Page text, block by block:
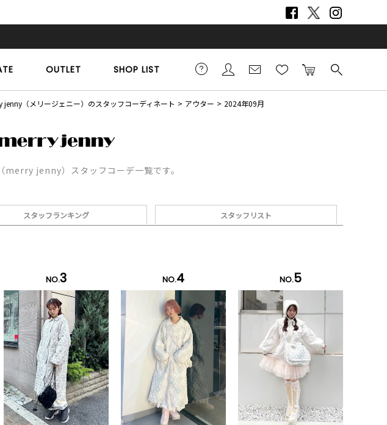
OUTLET SHOP LIST
jenny（メリージェニー）のスタッフコーディネート アウター 2024年09月
merry jenny）スタッフコーデ一覧です。
スタッフランキング スタッフリスト
NO.3 NO.4 NO.5